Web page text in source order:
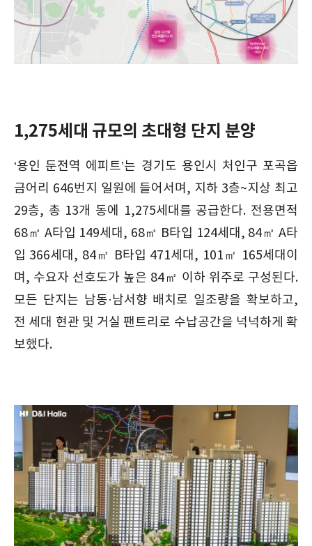
1,275세대 규모의 초대형 단지 분양
‘용인 둔전역 에피트’는 경기도 용인시 처인구 포곡읍
금어리 646번지 일원에 들어서며, 지하 3층~지상 최고
29층, 총 13개 동에 1,275세대를 공급한다. 전용면적
68㎡ A타입 149세대, 68㎡ B타입 124세대, 84㎡ A타
입 366세대, 84㎡ B타입 471세대, 101㎡ 165세대이
며, 수요자 선호도가 높은 84㎡ 이하 위주로 구성된다.
모든 단지는 남동·남서향 배치로 일조량을 확보하고,
전 세대 현관 및 거실 팬트리로 수납공간을 넉넉하게 확
보했다.